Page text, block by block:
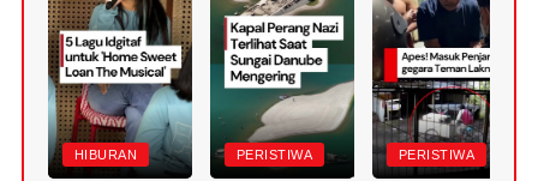
HIBURAN PERISTIWA PERISTIWA